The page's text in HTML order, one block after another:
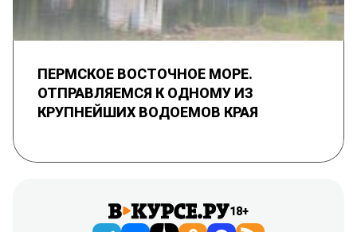
ПЕРМСКОЕ ВОСТОЧНОЕ МОРЕ.
ОТПРАВЛЯЕМСЯ К ОДНОМУ ИЗ
КРУПНЕЙШИХ ВОДОЕМОВ КРАЯ
18+